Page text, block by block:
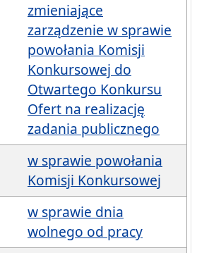
zmieniające
zarządzenie w sprawie
powołania Komisji
Konkursowej do
Otwartego Konkursu
Ofert na realizację
zadania publicznego
w sprawie powołania
Komisji Konkursowej
w sprawie dnia
wolnego od pracy